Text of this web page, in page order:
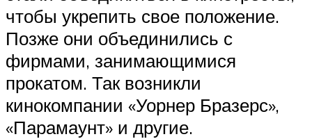
чтобы укрепить свое положение.
Позже они объединились с
фирмами, занимающимися
прокатом. Так возникли
кинокомпании «Уорнер Бразерс»,
«Парамаунт» и другие.